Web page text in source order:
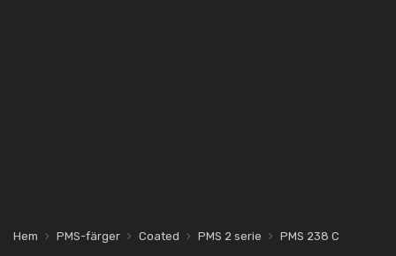
Hem PMS-färger Coated PMS 2 serie PMS 238 C